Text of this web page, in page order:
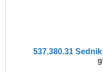
537.380.31